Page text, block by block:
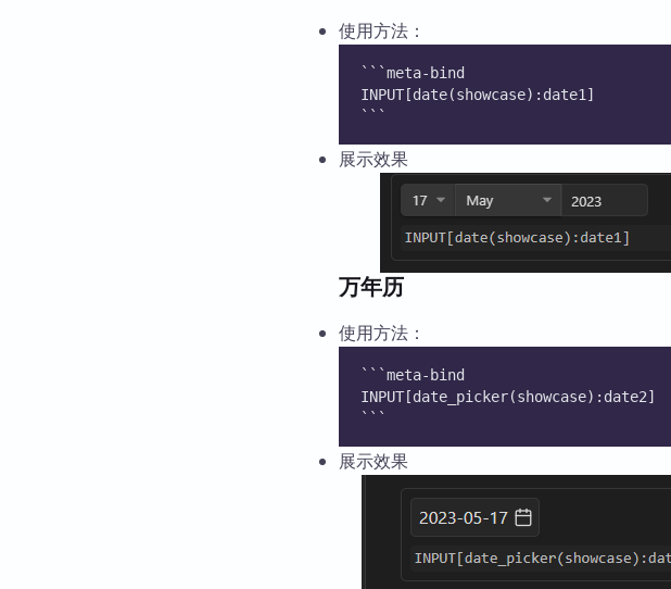
使用方法：
```meta-bind
INPUT[date(showcase):date1]
```
展示效果
万年历
使用方法：
```meta-bind
INPUT[date_picker(showcase):date2]
```
展示效果